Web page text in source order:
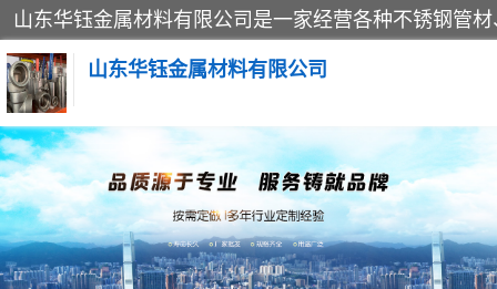
山东华钰金属材料有限公司
不锈钢管
管件标准件